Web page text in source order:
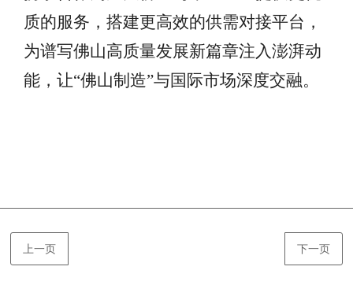
质的服务，搭建更高效的供需对接平台，
为谱写佛山高质量发展新篇章注入澎湃动
能，让“佛山制造”与国际市场深度交融。
上一页 下一页